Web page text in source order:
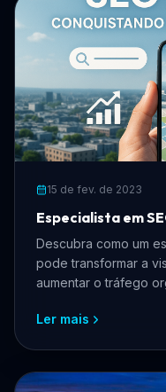
15 de fev. de 2023
Especialista em
Descubra como um
pode transformar a
aumentar o tráfego
Ler mais